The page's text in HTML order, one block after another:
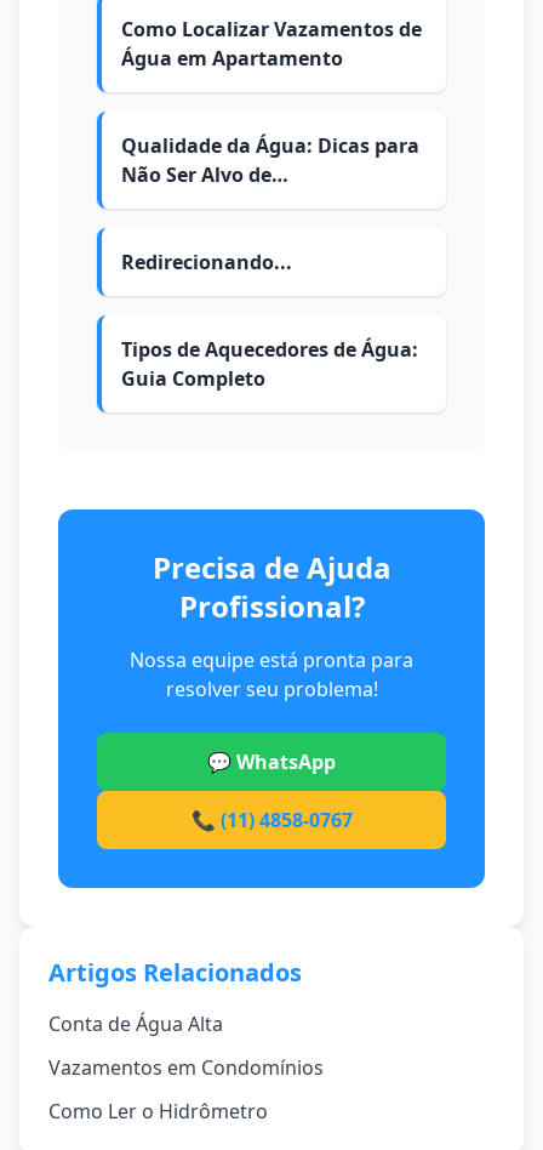
Como Localizar Vazamentos de
Água em Apartamento
Qualidade da Água: Dicas para
Não Ser Alvo de
Contaminações
Redirecionando...
Tipos de Aquecedores de Água:
Guia Completo
Precisa de Ajuda
Profissional?
Nossa equipe está pronta para
resolver seu problema!
💬 WhatsApp
📞 (11) 4858-0767
Artigos Relacionados
Conta de Água Alta
Vazamentos em Condomínios
Como Ler o Hidrômetro